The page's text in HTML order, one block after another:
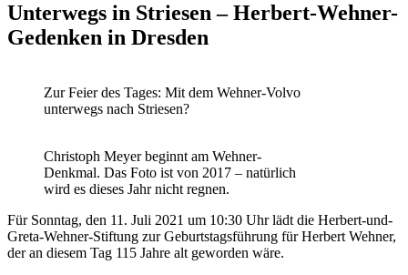
Unterwegs in Striesen – Herbert-Wehner-
Gedenken in Dresden
Zur Feier des Tages: Mit dem Wehner-Volvo
unterwegs nach Striesen?
Christoph Meyer beginnt am Wehner-
Denkmal. Das Foto ist von 2017 – natürlich
wird es dieses Jahr nicht regnen.
Für Sonntag, den 11. Juli 2021 um 10:30 Uhr lädt die Herbert-und-
Greta-Wehner-Stiftung zur Geburtstagsführung für Herbert Wehner,
der an diesem Tag 115 Jahre alt geworden wäre.